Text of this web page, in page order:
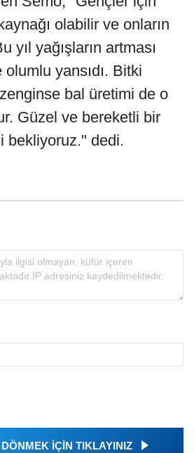
olabilir ve onların
yıl yağışların artması
yansıdı. Bitki
bal üretimi de o
Güzel ve bereketli bir
bekliyoruz." dedi.
İÇİN TIKLAYINIZ